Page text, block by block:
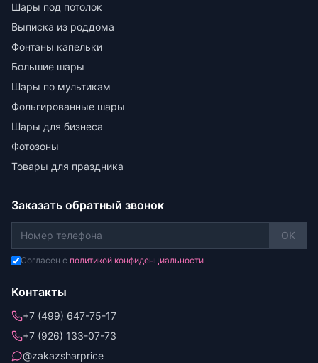
Шары под потолок
Выписка из роддома
Фонтаны капельки
Большие шары
Шары по мультикам
Фольгированные шары
Шары для бизнеса
Фотозоны
Товары для праздника
Заказать обратный звонок
OK
Согласен с политикой конфиденциальности
Контакты
+7 (499) 647-75-17
+7 (926) 133-07-73
@zakazsharprice